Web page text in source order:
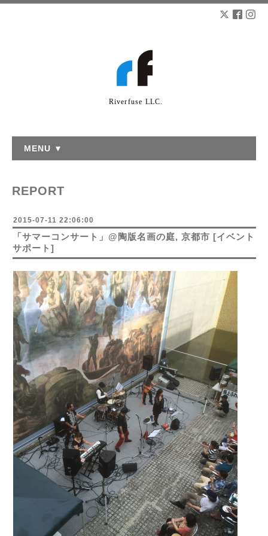
Riverfuse LLC.
MENU ▼
REPORT
2015-07-11 22:06:00
「サマーコンサート」@陶版名画の庭, 京都市 [イベント
サポート]